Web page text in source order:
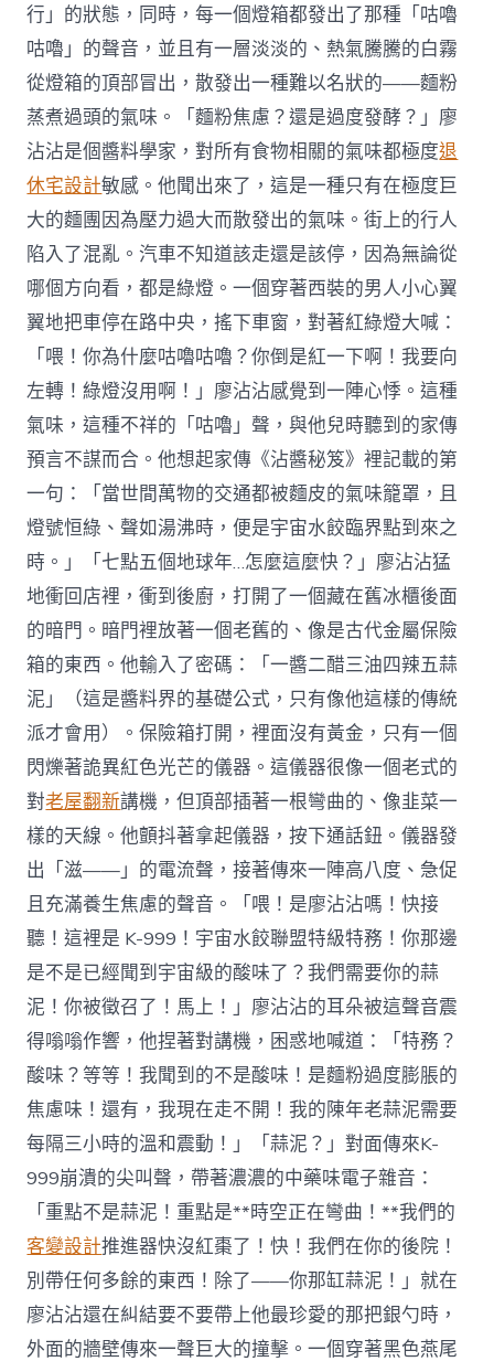
行」的狀態，同時，每一個燈箱都發出了那種「咕嚕
咕嚕」的聲音，並且有一層淡淡的、熱氣騰騰的白霧
從燈箱的頂部冒出，散發出一種難以名狀的——麵粉
蒸煮過頭的氣味。「麵粉焦慮？還是過度發酵？」廖
沾沾是個醬料學家，對所有食物相關的氣味都極度退
休宅設計敏感。他聞出來了，這是一種只有在極度巨
大的麵團因為壓力過大而散發出的氣味。街上的行人
陷入了混亂。汽車不知道該走還是該停，因為無論從
哪個方向看，都是綠燈。一個穿著西裝的男人小心翼
翼地把車停在路中央，搖下車窗，對著紅綠燈大喊：
「喂！你為什麼咕嚕咕嚕？你倒是紅一下啊！我要向
左轉！綠燈沒用啊！」廖沾沾感覺到一陣心悸。這種
氣味，這種不祥的「咕嚕」聲，與他兒時聽到的家傳
預言不謀而合。他想起家傳《沾醬秘笈》裡記載的第
一句：「當世間萬物的交通都被麵皮的氣味籠罩，且
燈號恒綠、聲如湯沸時，便是宇宙水餃臨界點到來之
時。」「七點五個地球年…怎麼這麼快？」廖沾沾猛
地衝回店裡，衝到後廚，打開了一個藏在舊冰櫃後面
的暗門。暗門裡放著一個老舊的、像是古代金屬保險
箱的東西。他輸入了密碼：「一醬二醋三油四辣五蒜
泥」（這是醬料界的基礎公式，只有像他這樣的傳統
派才會用）。保險箱打開，裡面沒有黃金，只有一個
閃爍著詭異紅色光芒的儀器。這儀器很像一個老式的
對老屋翻新講機，但頂部插著一根彎曲的、像韭菜一
樣的天線。他顫抖著拿起儀器，按下通話鈕。儀器發
出「滋——」的電流聲，接著傳來一陣高八度、急促
且充滿養生焦慮的聲音。「喂！是廖沾沾嗎！快接
聽！這裡是 K-999！宇宙水餃聯盟特級特務！你那邊
是不是已經聞到宇宙級的酸味了？我們需要你的蒜
泥！你被徵召了！馬上！」廖沾沾的耳朵被這聲音震
得嗡嗡作響，他捏著對講機，困惑地喊道：「特務？
酸味？等等！我聞到的不是酸味！是麵粉過度膨脹的
焦慮味！還有，我現在走不開！我的陳年老蒜泥需要
每隔三小時的溫和震動！」「蒜泥？」對面傳來K-
999崩潰的尖叫聲，帶著濃濃的中藥味電子雜音：
「重點不是蒜泥！重點是**時空正在彎曲！**我們的
客變設計推進器快沒紅棗了！快！我們在你的後院！
別帶任何多餘的東西！除了——你那缸蒜泥！」就在
廖沾沾還在糾結要不要帶上他最珍愛的那把銀勺時，
外面的牆壁傳來一聲巨大的撞擊。一個穿著黑色燕尾